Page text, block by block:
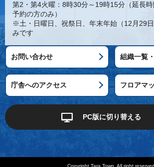
第2・第4火曜：8時30分～19時15分（延長
予約の方のみ）
※土・日曜日、祝祭日、年末年始（12月29
みです
お問い合わせ 組織一覧
庁舎へのアクセス フロアマ
PC版に切り替える
Copyright Tara Town. All right reserved.